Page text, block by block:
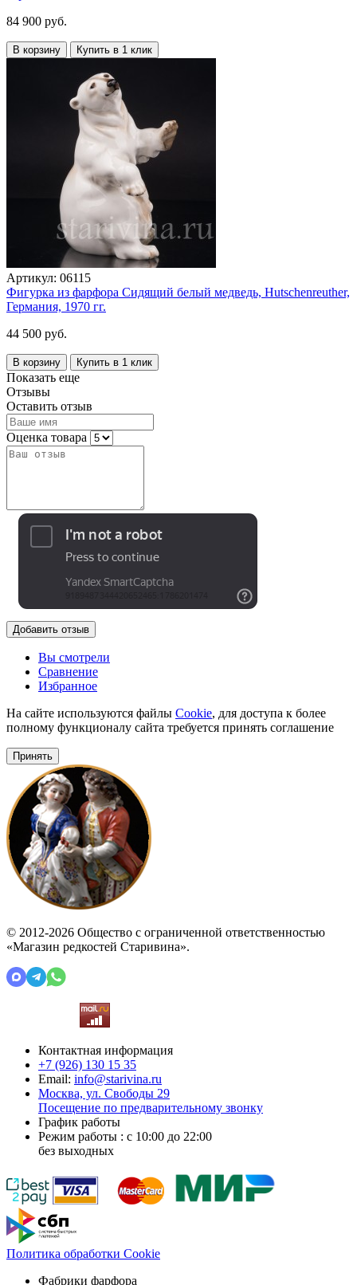
84 900 руб.
В корзину Купить в 1 клик
Артикул: 06115
Фигурка из фарфора Сидящий белый медведь, Hutschenreuther,
Германия, 1970 гг.
44 500 руб.
В корзину Купить в 1 клик
Показать еще
Отзывы
Оставить отзыв
Оценка товара
Добавить отзыв
Вы смотрели
Сравнение
Избранное
На сайте используются файлы Cookie, для доступа к более
полному функционалу сайта требуется принять соглашение
Принять
© 2012-2026 Общество с ограниченной ответственностью
«Магазин редкостей Старивина».
Контактная информация
+7 (926) 130 15 35
Email: info@starivina.ru
Москва, ул. Свободы 29
Посещение по предварительному звонку
График работы
Режим работы : с 10:00 до 22:00
без выходных
Политика обработки Cookie
Фабрики фарфора